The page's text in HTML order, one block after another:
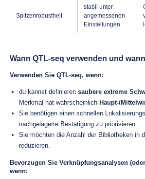
Spitzenrobustheit
stabil unter
angemessenen
Einstellungen
Wann QTL-seq verwenden und
Verwenden Sie QTL-seq, wenn:
du kannst definieren saubere extreme
Merkmal hat wahrscheinlich Haupt-/
Sie benötigen einen schnellen
nachgelagerte Bestätigung zu priorisieren.
Sie möchten die Anzahl der Bibliotheken in
reduzieren.
Bevorzugen Sie Verknüpfungsanalysen
wenn: